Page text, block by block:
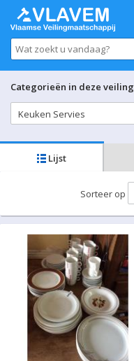
Categorieën in deze veiling
Lijst
Sorteer op